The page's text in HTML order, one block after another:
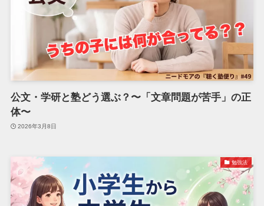
公文・学研と塾どう選ぶ？〜「文章問題が苦手」の正
体〜
2026年3月8日
勉強法